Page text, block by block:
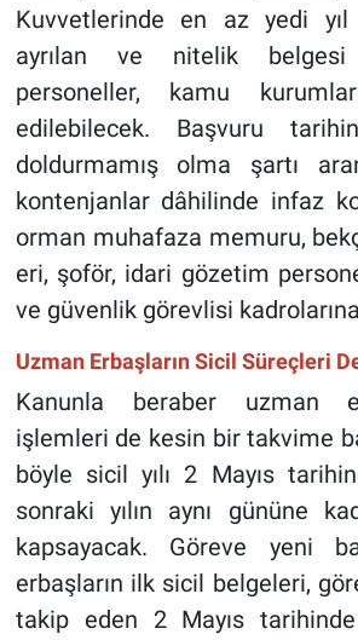
Kuvvetlerinde en az yedi
ayrılan ve nitelik
personeller, kamu
edilebilecek. Başvuru
doldurmamış olma şartı
kontenjanlar dâhilinde infaz
orman muhafaza memuru,
eri, şoför, idari gözetim
ve güvenlik görevlisi
Uzman Erbaşların Sicil Süreçleri
Kanunla beraber uzman
işlemleri de kesin bir takvime
böyle sicil yılı 2 Mayıs
sonraki yılın aynı gününe
kapsayacak. Göreve yeni
erbaşların ilk sicil belgeleri,
takip eden 2 Mayıs